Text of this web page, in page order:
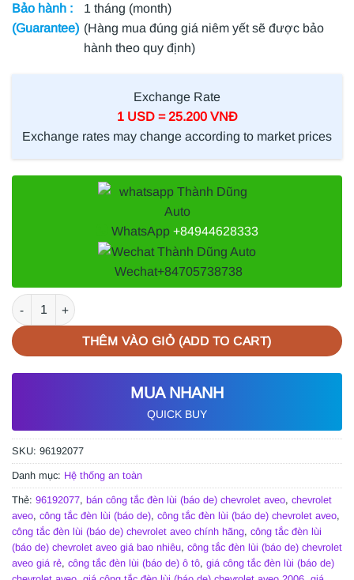
Bảo hành :
(Guarantee)
1 tháng (month)
(Hàng mua đúng giá niêm yết sẽ được bảo
hành theo quy định)
Exchange Rate
1 USD = 25.200 VNĐ
Exchange rates may change according to market prices
WhatsApp +84944628333
Wechat+84705738738
CÔNG TẮC ĐÈN LÙI (BÁO DE) CHEVROLET AVEO 2006-2012 |
THÊM VÀO GIỎ (ADD TO CART)
MUA NHANH
QUICK BUY
SKU: 96192077
Danh mục: Hệ thống an toàn
Thẻ: 96192077, bán công tắc đèn lùi (báo de) chevrolet aveo, chevrolet
aveo, công tắc đèn lùi (báo de), công tắc đèn lùi (báo de) chevrolet aveo,
công tắc đèn lùi (báo de) chevrolet aveo chính hãng, công tắc đèn lùi
(báo de) chevrolet aveo giá bao nhiêu, công tắc đèn lùi (báo de) chevrolet
aveo giá rẻ, công tắc đèn lùi (báo de) ô tô, giá công tắc đèn lùi (báo de)